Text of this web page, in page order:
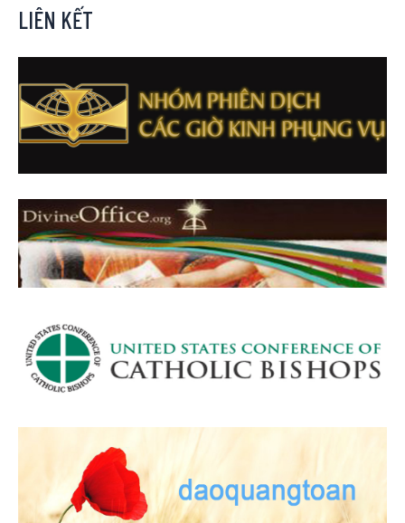
LIÊN KẾT